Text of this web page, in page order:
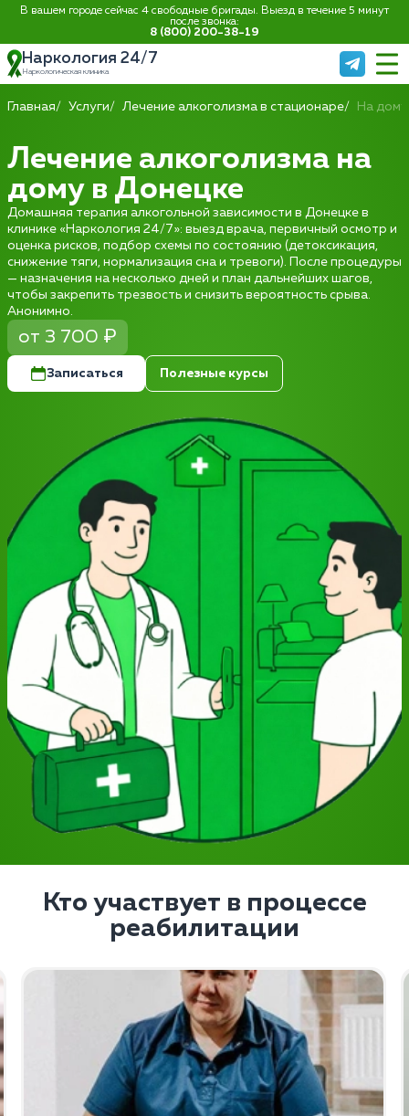
В вашем городе сейчас 4 свободные бригады. Выезд в течение 5 минут
после звонка:
8 (800) 200-38-19
Наркология 24/7
Наркологическая клиника
Главная Услуги Лечение алкоголизма в стационаре На дому
Лечение алкоголизма на
дому в Донецке
Домашняя терапия алкогольной зависимости в Донецке в
клинике «Наркология 24/7»: выезд врача, первичный осмотр и
оценка рисков, подбор схемы по состоянию (детоксикация,
снижение тяги, нормализация сна и тревоги). После процедуры
— назначения на несколько дней и план дальнейших шагов,
чтобы закрепить трезвость и снизить вероятность срыва.
Анонимно.
от 3 700 ₽
Записаться Полезные курсы
Кто участвует в процессе
реабилитации